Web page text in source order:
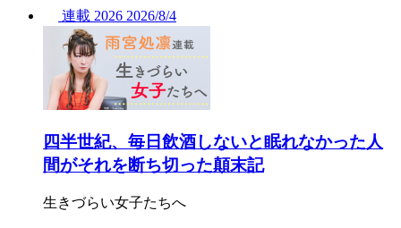
連載 2026 2026/8/4
四半世紀、毎日飲酒しないと眠れなかった人
間がそれを断ち切った顛末記
生きづらい女子たちへ